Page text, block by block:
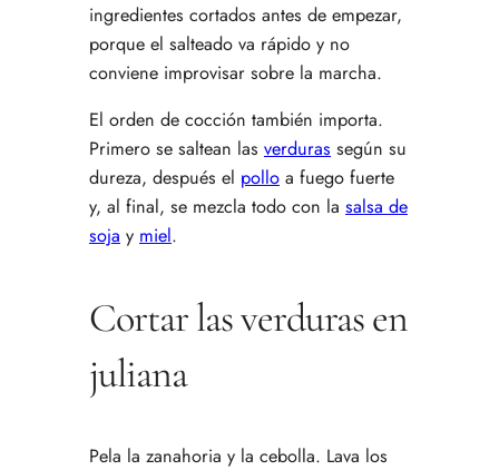
ingredientes cortados antes de empezar,
porque el salteado va rápido y no
conviene improvisar sobre la marcha.
El orden de cocción también importa.
Primero se saltean las verduras según su
dureza, después el pollo a fuego fuerte
y, al final, se mezcla todo con la salsa de
soja y miel.
Cortar las verduras en
juliana
Pela la zanahoria y la cebolla. Lava los